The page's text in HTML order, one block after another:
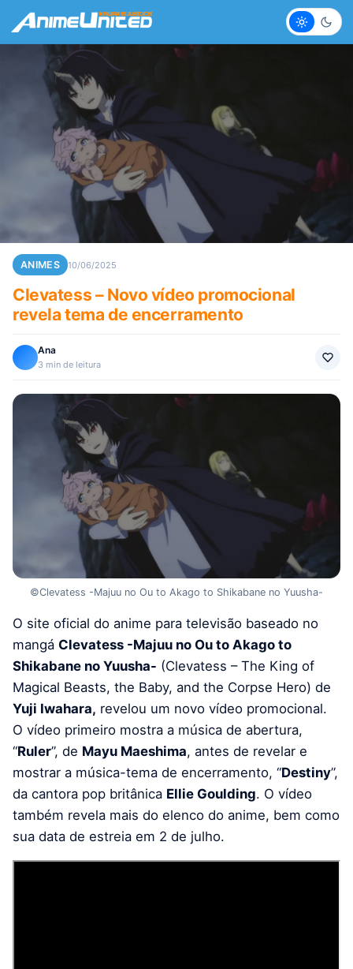
Claro
ANIMES 10/06/2025
Clevatess – Novo vídeo promocional
revela tema de encerramento
Ana
3 min de leitura
©Clevatess -Majuu no Ou to Akago to Shikabane no Yuusha-
O site oficial do anime para televisão baseado no
mangá Clevatess -Majuu no Ou to Akago to
Shikabane no Yuusha- (Clevatess – The King of
Magical Beasts, the Baby, and the Corpse Hero) de
Yuji Iwahara, revelou um novo vídeo promocional.
O vídeo primeiro mostra a música de abertura,
“Ruler”, de Mayu Maeshima, antes de revelar e
mostrar a música-tema de encerramento, “Destiny”,
da cantora pop britânica Ellie Goulding. O vídeo
também revela mais do elenco do anime, bem como
sua data de estreia em 2 de julho.